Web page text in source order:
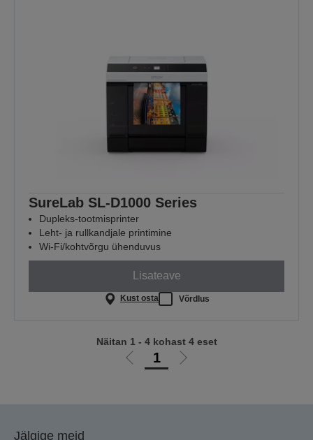
SureLab SL-D1000 Series
Dupleks-tootmisprinter
Leht- ja rullkandjale printimine
Wi-Fi/kohtvõrgu ühenduvus
Lisateave
Kust osta Võrdlus
Liigu1
Liigu
Näitan 1 - 4 kohast 4 eset
Jälgige meid